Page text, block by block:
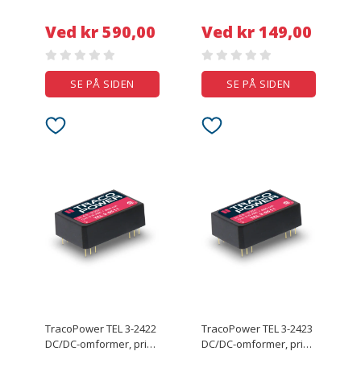
konfektioneret M12
Stik, lige, Tilslutning,
lige 8.00 m Pol-tal (RJ): 5
Ved kr 590,00
SE PÅ SIDEN
stk
Ved kr 149,00
SE PÅ SIDEN
TracoPower TEL 3-2422
DC/DC-omformer, print
TracoPower TEL 3-2423
DC/DC-omformer, print